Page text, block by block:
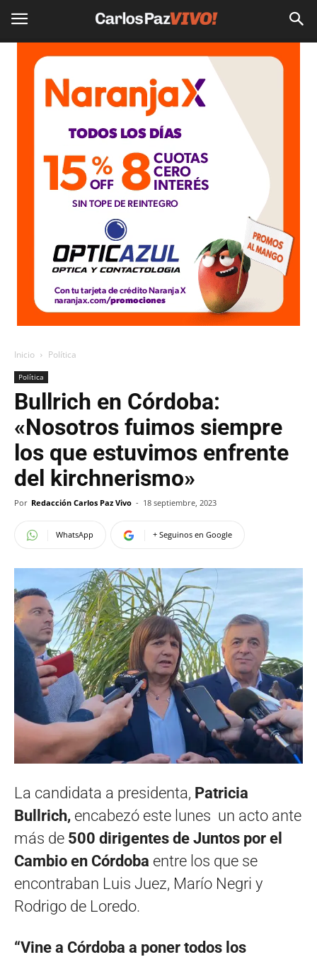
Inicio Política
Política
Bullrich en Córdoba:
«Nosotros fuimos siempre
los que estuvimos enfrente
del kirchnerismo»
Por Redacción Carlos Paz Vivo - 18 septiembre, 2023
WhatsApp + Seguinos en Google
La candidata a presidenta, Patricia
Bullrich, encabezó este lunes un acto ante
más de 500 dirigentes de Juntos por el
Cambio en Córdoba entre los que se
encontraban Luis Juez, Marío Negri y
Rodrigo de Loredo.
“Vine a Córdoba a poner todos los